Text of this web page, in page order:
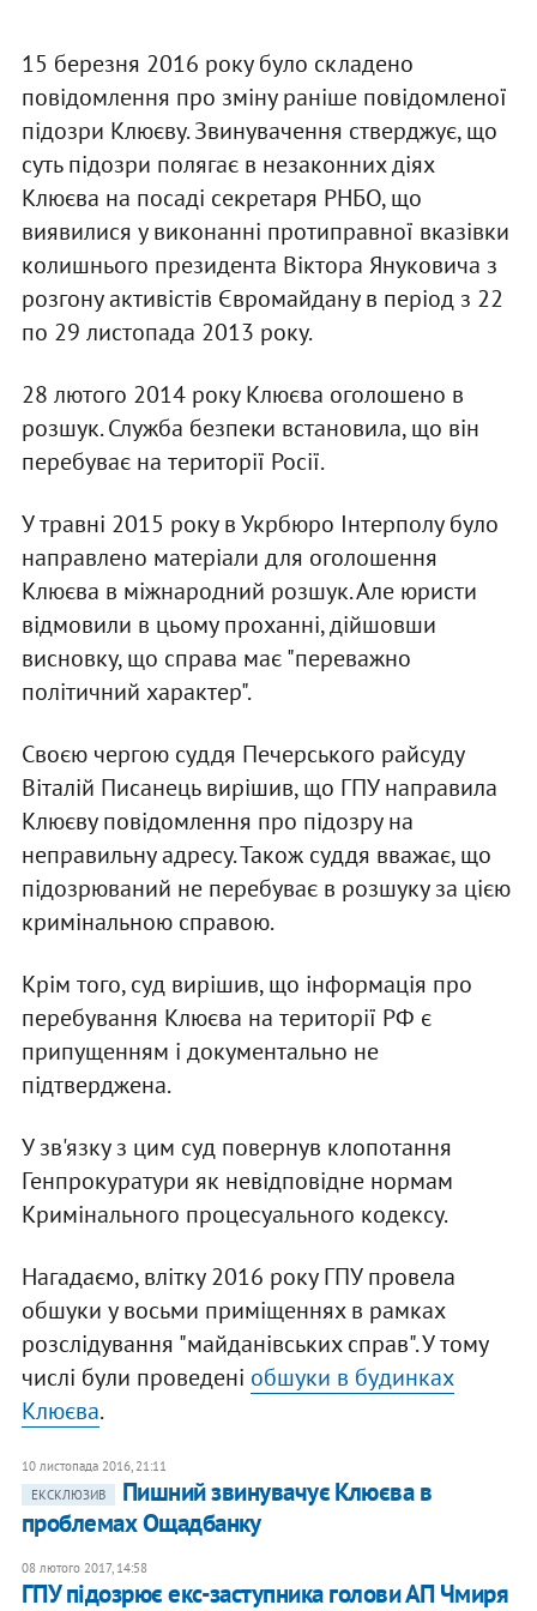
15 березня 2016 року було складено
повідомлення про зміну раніше повідомленої
підозри Клюєву. Звинувачення стверджує, що
суть підозри полягає в незаконних діях
Клюєва на посаді секретаря РНБО, що
виявилися у виконанні протиправної вказівки
колишнього президента Віктора Януковича з
розгону активістів Євромайдану в період з 22
по 29 листопада 2013 року.
28 лютого 2014 року Клюєва оголошено в
розшук. Служба безпеки встановила, що він
перебуває на території Росії.
У травні 2015 року в Укрбюро Інтерполу було
направлено матеріали для оголошення
Клюєва в міжнародний розшук. Але юристи
відмовили в цьому проханні, дійшовши
висновку, що справа має "переважно
політичний характер".
Своєю чергою суддя Печерського райсуду
Віталій Писанець вирішив, що ГПУ направила
Клюєву повідомлення про підозру на
неправильну адресу. Також суддя вважає, що
підозрюваний не перебуває в розшуку за цією
кримінальною справою.
Крім того, суд вирішив, що інформація про
перебування Клюєва на території РФ є
припущенням і документально не
підтверджена.
У зв'язку з цим суд повернув клопотання
Генпрокуратури як невідповідне нормам
Кримінального процесуального кодексу.
Нагадаємо, влітку 2016 року ГПУ провела
обшуки у восьми приміщеннях в рамках
розслідування "майданівських справ". У тому
числі були проведені обшуки в будинках
Клюєва.
10 листопада 2016, 21:11
ЕКСКЛЮЗИВ
Пишний звинувачує Клюєва в
проблемах Ощадбанку
08 лютого 2017, 14:58
ГПУ підозрює екс-заступника голови АП Чмиря